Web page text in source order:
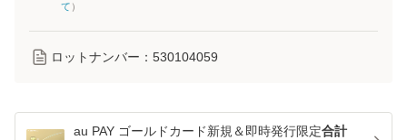
て ）
ロットナンバー： 530104059
au PAY ゴールドカード新規＆即時発行限定合計